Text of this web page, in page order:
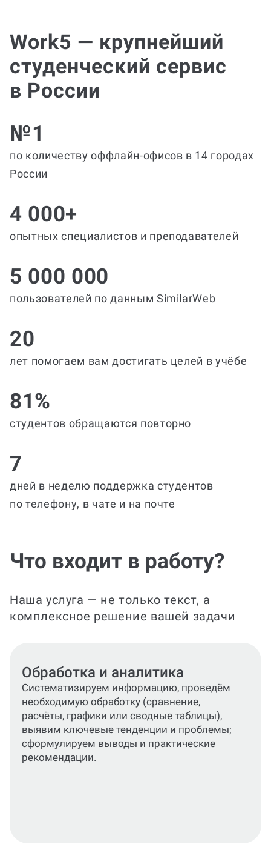
Work5 — крупнейший
студенческий сервис
в России
№1
по количеству оффлайн-офисов в 14 городах
России
4 000+
опытных специалистов и преподавателей
5 000 000
пользователей по данным SimilarWeb
20
лет помогаем вам достигать целей в учёбе
81%
студентов обращаются повторно
7
дней в неделю поддержка студентов
по телефону, в чате и на почте
Что входит в работу?
Наша услуга — не только текст, а
комплексное решение вашей задачи
Составление и оформление
справки
Оформим краткую структурированную
справку (введение, основная часть с
аналитикой, выводы и рекомендации),
добавим иллюстрации и приложения по